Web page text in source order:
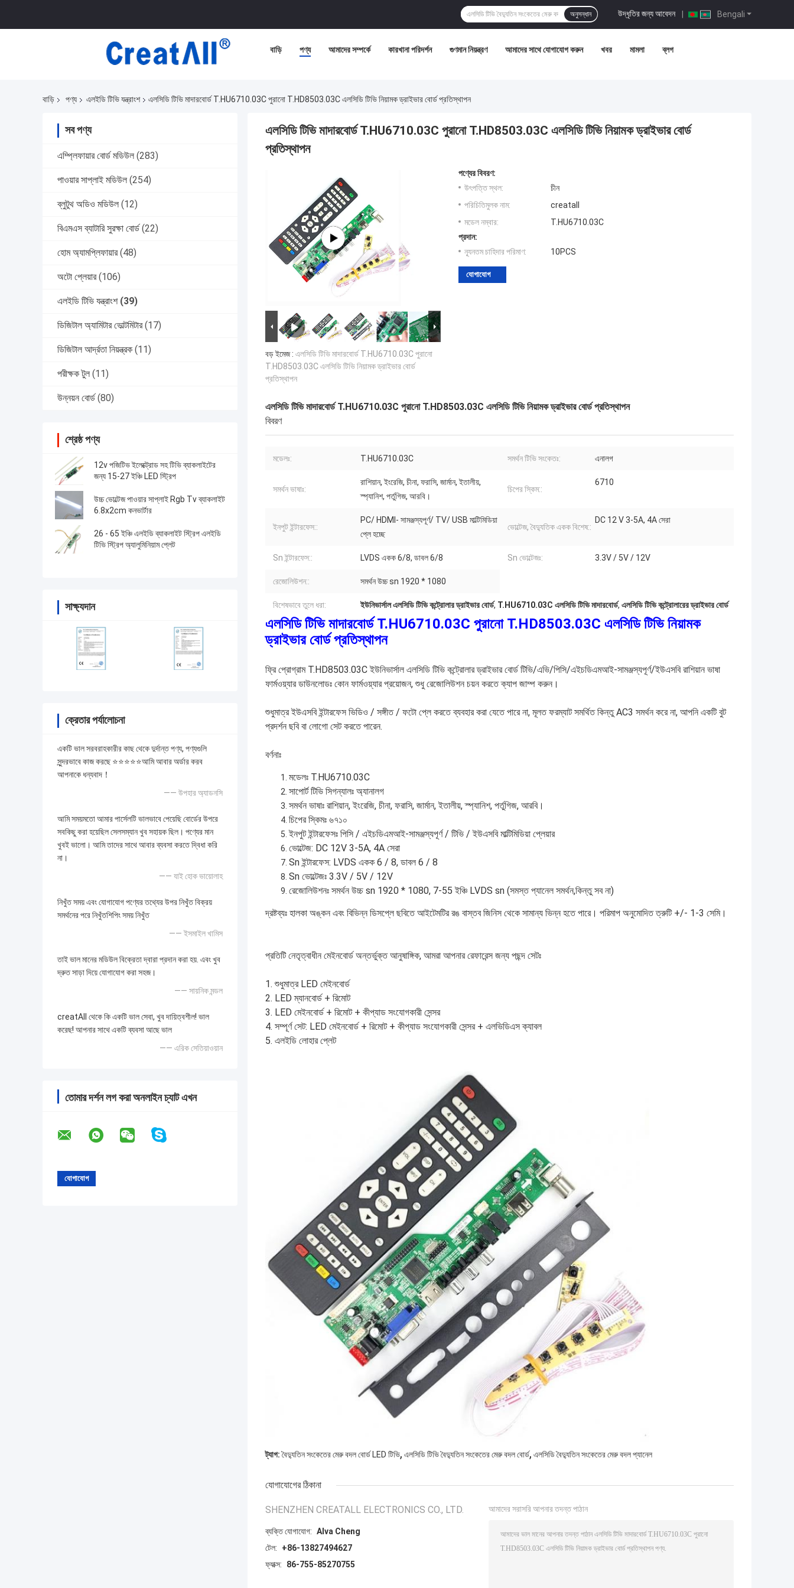
Bengali
উদ্ধৃতির জন্য আবেদন |
অনুসন্ধান
বাড়ি পণ্য আমাদের সম্পর্কে কারখানা পরিদর্শন গুণমান নিয়ন্ত্রণ আমাদের সাথে যোগাযোগ করুন খবর মামলা ব্লগ
বাড়ি পণ্য এলইডি টিভি যন্ত্রাংশ এলসিডি টিভি মাদারবোর্ড T.HU6710.03C পুরানো T.HD8503.03C এলসিডি টিভি নিয়ামক ড্রাইভার বোর্ড প্রতিস্থাপন
সব পণ্য
এম্প্লিফায়ার বোর্ড মডিউল (283)
পাওয়ার সাপ্লাই মডিউল (254)
ব্লুটুথ অডিও মডিউল (12)
বিএমএস ব্যাটারি সুরক্ষা বোর্ড (22)
হোম অ্যামপ্লিফায়ার (48)
অটো প্লেয়ার (106)
এলইডি টিভি যন্ত্রাংশ (39)
ডিজিটাল অ্যামিটার ভোল্টমিটার (17)
ডিজিটাল আর্দ্রতা নিয়ন্ত্রক (11)
পরীক্ষক টুল (11)
উন্নয়ন বোর্ড (80)
শ্রেষ্ঠ পণ্য
12v পজিটিভ ইলেক্ট্রোড সহ টিভি ব্যাকলাইটের
জন্য 15-27 ইঞ্চি LED স্ট্রিপ
উচ্চ ভোল্টেজ পাওয়ার সাপ্লাই Rgb Tv ব্যাকলাইট
6.8x2cm কনভার্টার
26 - 65 ইঞ্চি এলইডি ব্যাকলাইট স্ট্রিপ এলইডি
টিভি স্ট্রিপ অ্যালুমিনিয়াম প্লেট
সাক্ষ্যদান
ক্রেতার পর্যালোচনা
একটি ভাল সরবরাহকারীর কাছ থেকে দুর্দান্ত পণ্য, পণ্যগুলি
সুন্দরভাবে কাজ করছে ⭐⭐⭐⭐⭐আমি আবার অর্ডার করব
আপনাকে ধন্যবাদ！
—— উপহার অ্যাডনসি
আমি সময়মতো আমার পার্সেলটি ভালভাবে পেয়েছি বোর্ডের উপরে
সবকিছু করা হয়েছিল সেলসম্যান খুব সহায়ক ছিল। পণ্যের মান
খুবই ভালো। আমি তাদের সাথে আবার ব্যবসা করতে দ্বিধা করি
না।
—— যাই হোক ভায়োলাহ
নিখুঁত সময় এবং যোগাযোগ পণ্যের তথ্যের উপর নিখুঁত বিক্রয়
সমর্থনের পরে নিখুঁতশিপিং সময় নিখুঁত
—— ইসমাইল খামিস
তাই ভাল মানের মডিউল বিক্রেতা দ্বারা প্রদান করা হয়. এবং খুব
দ্রুত সাড়া দিয়ে যোগাযোগ করা সহজ।
—— সায়নিক মন্ডল
creatAll থেকে কি একটি ভাল সেবা, খুব দায়িত্বশীল! ভাল
করেছ! আপনার সাথে একটি ব্যবসা আছে ভাল
—— এরিক সেতিয়াওয়ান
তোমার দর্শন লগ করা অনলাইন চ্যাট এখন
এলসিডি টিভি মাদারবোর্ড T.HU6710.03C পুরানো T.HD8503.03C এলসিডি টিভি নিয়ামক ড্রাইভার বোর্ড
প্রতিস্থাপন
বড় ইমেজ : এলসিডি টিভি মাদারবোর্ড T.HU6710.03C পুরানো
T.HD8503.03C এলসিডি টিভি নিয়ামক ড্রাইভার বোর্ড
প্রতিস্থাপন
পণ্যের বিবরণ:
উৎপত্তি স্থল:
চীন
পরিচিতিমুলক নাম:
creatall
মডেল নম্বার:
T.HU6710.03C
প্রদান:
ন্যূনতম চাহিদার পরিমাণ:
10PCS
যোগাযোগ
এলসিডি টিভি মাদারবোর্ড T.HU6710.03C পুরানো T.HD8503.03C এলসিডি টিভি নিয়ামক ড্রাইভার বোর্ড প্রতিস্থাপন
বিবরণ
মডেলঃ: T.HU6710.03C সমর্থন টিভি সংকেতঃ: এনালগ
সমর্থন ভাষাঃ:
রাশিয়ান, ইংরেজি, চীনা, ফরাসি, জার্মান, ইতালীয়,
স্প্যানিশ, পর্তুগিজ, আরবি।
চিপের স্কিম::
6710
ইনপুট ইন্টারফেস::
PC/ HDMI- সামঞ্জস্যপূর্ণ/ TV/ USB মাল্টিমিডিয়া
প্লে হচ্ছে
ভোল্টেজ, বৈদ্যুতিক একক বিশেষ::
DC 12 V 3-5A, 4A সেরা
Sn ইন্টারফেস:: LVDS একক 6/8, ডাবল 6/8 Sn ভোল্টেজঃ: 3.3V / 5V / 12V
রেজোলিউশন:: সমর্থন উচ্চ sn 1920 * 1080
বিশেষভাবে তুলে ধরা: ইউনিভার্সাল এলসিডি টিভি কন্ট্রোলার ড্রাইভার বোর্ড, T.HU6710.03C এলসিডি টিভি মাদারবোর্ড, এলসিডি টিভি কন্ট্রোলারের ড্রাইভার বোর্ড
এলসিডি টিভি মাদারবোর্ড T.HU6710.03C পুরানো T.HD8503.03C এলসিডি টিভি নিয়ামক
ড্রাইভার বোর্ড প্রতিস্থাপন
ফ্রি প্রোগ্রাম T.HD8503.03C ইউনিভার্সাল এলসিডি টিভি কন্ট্রোলার ড্রাইভার বোর্ড টিভি/এভি/পিসি/এইচডিএমআই-সামঞ্জস্যপূর্ণ/ইউএসবি রাশিয়ান ভাষা
ফার্মওয়্যার ডাউনলোডঃ কোন ফার্মওয়্যার প্রয়োজন, শুধু রেজোলিউশন চয়ন করতে ক্যাপ জাম্প করুন।
শুধুমাত্র ইউএসবি ইন্টারফেস ভিডিও / সঙ্গীত / ফটো প্লে করতে ব্যবহার করা যেতে পারে না, মূলত ফরম্যাট সমর্থিত কিন্তু AC3 সমর্থন করে না, আপনি একটি বুট
প্রদর্শন ছবি বা লোগো সেট করতে পারেন.
বর্ণনাঃ
মডেলঃ T.HU6710.03C
সাপোর্ট টিভি সিগন্যালঃ অ্যানালগ
সমর্থন ভাষাঃ রাশিয়ান, ইংরেজি, চীনা, ফরাসি, জার্মান, ইতালীয়, স্প্যানিশ, পর্তুগিজ, আরবি।
চিপের স্কিমঃ ৬৭১০
ইনপুট ইন্টারফেসঃ পিসি / এইচডিএমআই-সামঞ্জস্যপূর্ণ / টিভি / ইউএসবি মাল্টিমিডিয়া প্লেয়ার
ভোল্টেজ: DC 12V 3-5A, 4A সেরা
Sn ইন্টারফেস: LVDS একক 6 / 8, ডাবল 6 / 8
Sn ভোল্টেজঃ 3.3V / 5V / 12V
রেজোলিউশনঃ সমর্থন উচ্চ sn 1920 * 1080, 7-55 ইঞ্চি LVDS sn (সমস্ত প্যানেল সমর্থন,কিন্তু সব না)
দ্রষ্টব্যঃ হালকা অঙ্কন এবং বিভিন্ন ডিসপ্লে ছবিতে আইটেমটির রঙ বাস্তব জিনিস থেকে সামান্য ভিন্ন হতে পারে। পরিমাপ অনুমোদিত ত্রুটি +/- 1-3 সেমি।
প্রতিটি নেতৃত্বাধীন মেইনবোর্ড অন্তর্ভুক্ত আনুষাঙ্গিক, আমরা আপনার রেফারেন্স জন্য পছন্দ সেটঃ
1. শুধুমাত্র LED মেইনবোর্ড
2. LED ম্যানবোর্ড + রিমোট
3. LED মেইনবোর্ড + রিমোট + কীপ্যাড সংযোগকারী সেন্সর
4. সম্পূর্ণ সেট: LED মেইনবোর্ড + রিমোট + কীপ্যাড সংযোগকারী সেন্সর + এলভিডিএস ক্যাবল
5. এলইডি লোহার প্লেট
ট্যাগ: বৈদ্যুতিন সংকেতের মেরু বদল বোর্ড LED টিভি, এলসিডি টিভি বৈদ্যুতিন সংকেতের মেরু বদল বোর্ড, এলসিডি বৈদ্যুতিন সংকেতের মেরু বদল প্যানেল
যোগাযোগের ঠিকানা
SHENZHEN CREATALL ELECTRONICS CO., LTD.
ব্যক্তি যোগাযোগ: Alva Cheng
টেল:
+86-13827494627
ফ্যাক্স:
86-755-85270755
আমাদের সরাসরি আপনার তদন্ত পাঠান